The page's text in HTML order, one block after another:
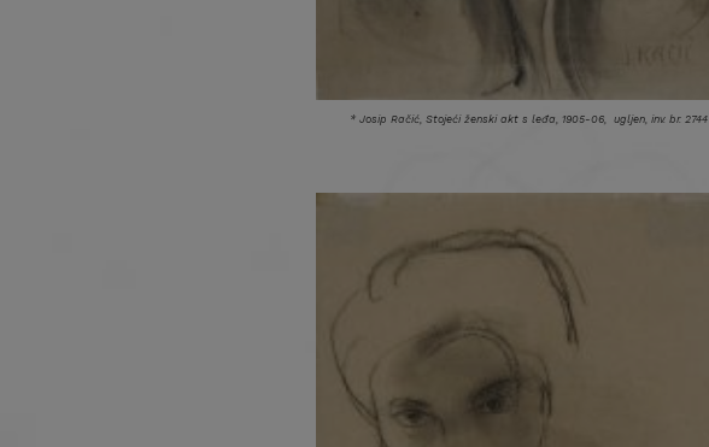
* Josip Račić, Stojeći ženski akt s leđa, 1905-06, ugljen, inv. br. 2744